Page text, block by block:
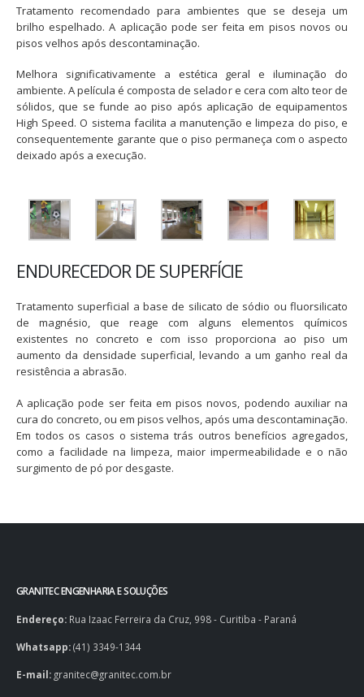
Tratamento recomendado para ambientes que se deseja um
brilho espelhado. A aplicação pode ser feita em pisos novos ou
pisos velhos após descontaminação.
Melhora significativamente a estética geral e iluminação do
ambiente. A película é composta de selador e cera com alto teor de
sólidos, que se funde ao piso após aplicação de equipamentos
High Speed. O sistema facilita a manutenção e limpeza do piso, e
consequentemente garante que o piso permaneça com o aspecto
deixado após a execução.
ENDURECEDOR DE SUPERFÍCIE
Tratamento superficial a base de silicato de sódio ou fluorsilicato
de magnésio, que reage com alguns elementos químicos
existentes no concreto e com isso proporciona ao piso um
aumento da densidade superficial, levando a um ganho real da
resistência a abrasão.
A aplicação pode ser feita em pisos novos, podendo auxiliar na
cura do concreto, ou em pisos velhos, após uma descontaminação.
Em todos os casos o sistema trás outros benefícios agregados,
como a facilidade na limpeza, maior impermeabilidade e o não
surgimento de pó por desgaste.
GRANITEC ENGENHARIA E SOLUÇÕES
Endereço: Rua Izaac Ferreira da Cruz, 998 - Curitiba - Paraná
Whatsapp:(41) 3349-1344
E-mail: granitec@granitec.com.br